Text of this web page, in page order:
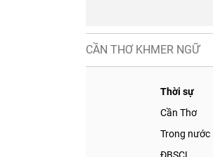
CẦN THƠ KHMER NGỮ
Thời sự
Cần Thơ
Trong nước